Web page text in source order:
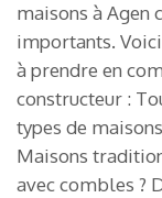
maisons à Agen
importants.
à prendre en
constructeur :
types de
Maisons
avec combles ?